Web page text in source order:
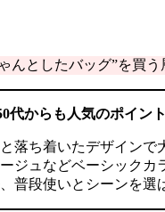
んとしたバッグ”を買
代からも人気のポイント
落ち着いたデザインで
ジュなどベーシック
普段使いとシーンを選